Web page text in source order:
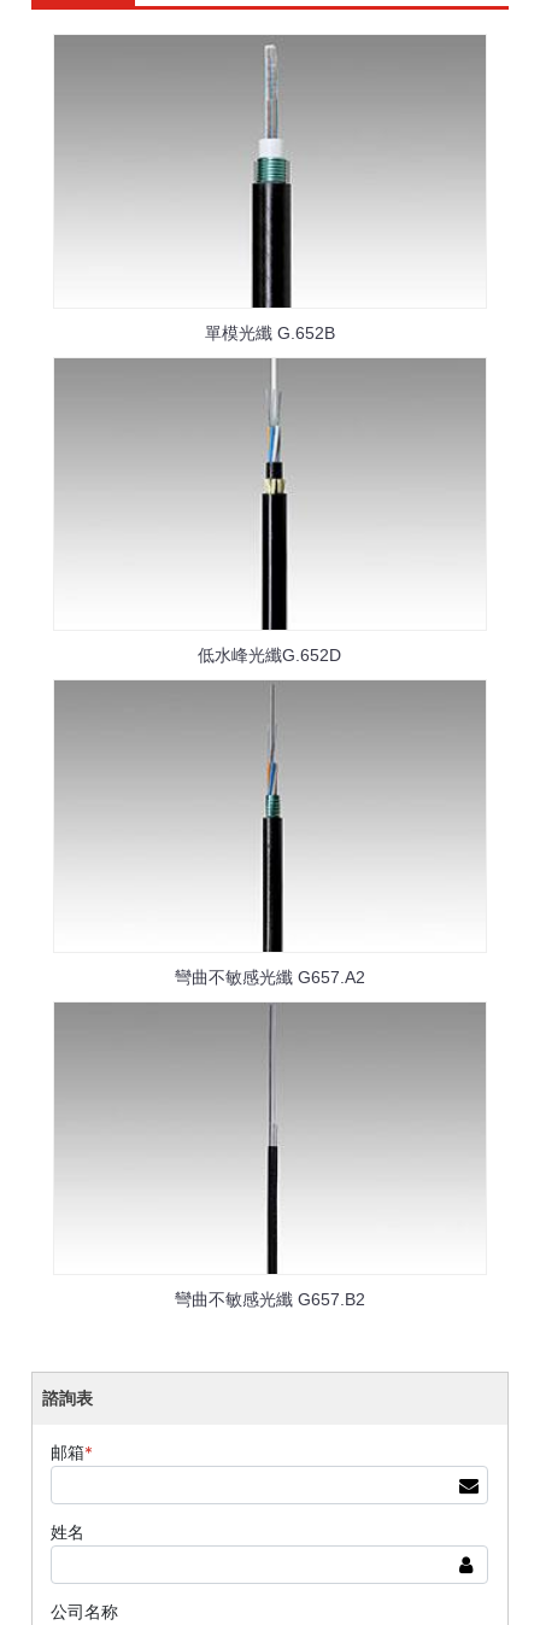
單模光纖 G.652B
低水峰光纖G.652D
彎曲不敏感光纖 G657.A2
彎曲不敏感光纖 G657.B2
諮詢表